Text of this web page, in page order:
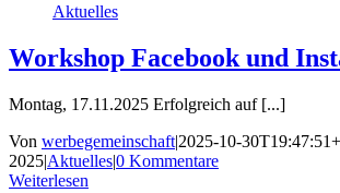
Aktuelles
Workshop Facebook und
Montag, 17.11.2025 Erfolgreich auf [...]
Von werbegemeinschaft|2025-10-
2025|Aktuelles|0 Kommentare
Weiterlesen